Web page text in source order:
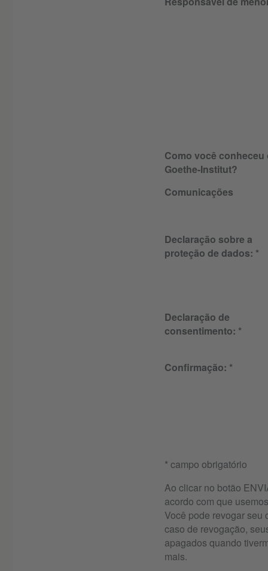
Como você conheceu
Goethe-Institut?
Comunicações
Declaração sobre a
proteção de dados:
Declaração de
consentimento:
Confirmação:
* campo obrigatório
Ao clicar no botão
acordo com que
Você pode revogar
caso de revogação,
apagados quando
mais.